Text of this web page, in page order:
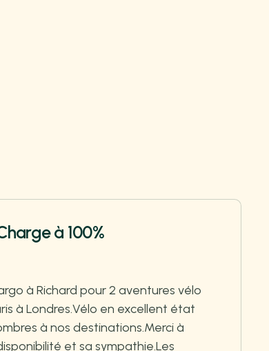
à 100%
à Richard pour 2 aventures vélo
à Londres.Vélo en excellent état
à nos destinations.Merci à
et sa sympathie.Les